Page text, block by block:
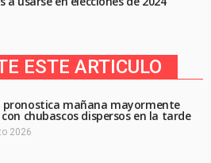
ESTE ARTICULO
pronostica mañana mayormente
chubascos dispersos en la tarde
2026